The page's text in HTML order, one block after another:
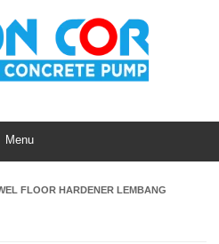
Menu
FLOOR HARDENER LEMBANG